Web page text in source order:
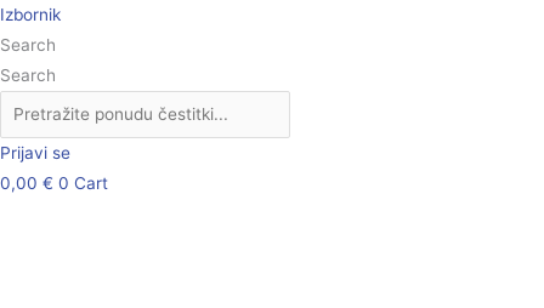
Skip
to
content
Izbornik
Search
Search
Prijavi se
0,00 € 0 Cart
Čestitka
br.
3131
količina